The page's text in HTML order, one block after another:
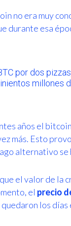
no era muy
durante esa
por dos
millones
años el
más. Esto
alternativo
el valor de la
el precio
los días